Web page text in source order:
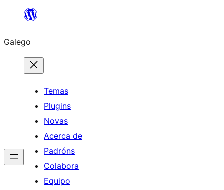
Saltar
contido
Galego
Temas
Plugins
Novas
Acerca de
Padróns
Colabora
Equipo